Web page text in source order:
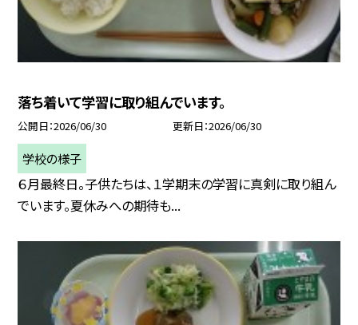
落ち着いて学習に取り組んでいます。
公開日 2026/06/30 更新日 2026/06/30
学校の様子
６月最終日。子供たちは、１学期末の学習に真剣に取り組ん
でいます。夏休みへの期待も...